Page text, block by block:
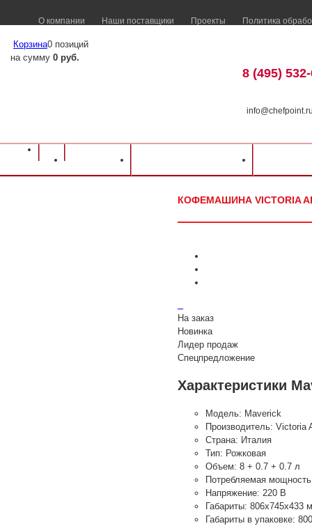
О компании Наши поставщики Проекты Политика
Корзина0 позиций
на сумму 0 руб.
8 (495)
Оборудование для ресторанов и кафе
КОФЕМАШИНА VICTORIA
На заказ
Новинка
Лидер продаж
Спецпредложение
Характеристики
Модель: Maverick
Производитель: Victoria
Страна: Италия
Тип: Рожковая
Объем: 8 + 0.7 + 0.7 л
Потребляемая
Напряжение: 220 В
Габариты: 806х745х433
Габариты в упаковке: